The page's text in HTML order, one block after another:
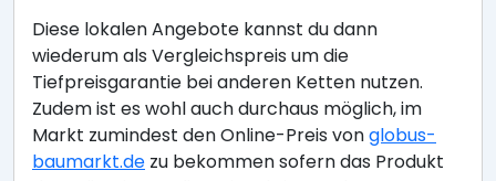
Diese lokalen Angebote kannst du dann
wiederum als Vergleichspreis um die
Tiefpreisgarantie bei anderen Ketten nutzen.
Zudem ist es wohl auch durchaus möglich, im
Markt zumindest den Online-Preis vonglobus-
baumarkt.de zu bekommen sofern das Produkt